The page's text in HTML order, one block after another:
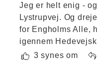
Jeg er helt enig -
Lystrupvej. Og
for Engholms Alle,
igennem
3 synes om